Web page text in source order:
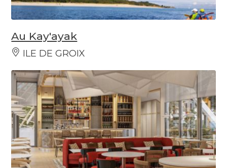
Au Kay'ayak
ILE DE GROIX